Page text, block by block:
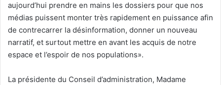
aujourd’hui prendre en mains les dossiers pour que nos
médias puissent monter très rapidement en puissance afin
de contrecarrer la désinformation, donner un nouveau
narratif, et surtout mettre en avant les acquis de notre
espace et l’espoir de nos populations».
La présidente du Conseil d’administration, Madame